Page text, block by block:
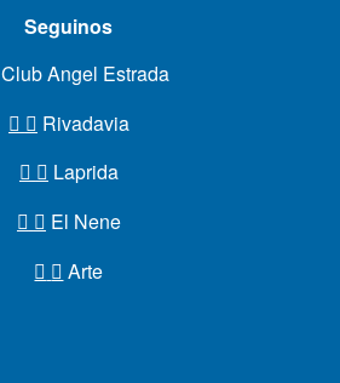
Seguinos
Club Angel Estrada
Rivadavia
Laprida
El Nene
Arte